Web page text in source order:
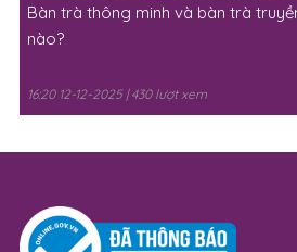
Bàn trà thông minh và bàn trà
nào?
16:20 12-12-2025 | 430 lượt xem